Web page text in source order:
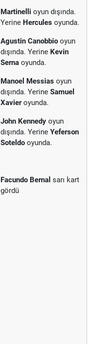
Martinelli oyun dışında.
Yerine Hercules oyunda.
Agustin Canobbio oyun
dışında. Yerine Kevin
Serna oyunda.
Manoel Messias oyun
dışında. Yerine Samuel
Xavieroyunda.
John Kennedy oyun
dışında. Yerine Yeferson
Soteldo oyunda.
Facundo Bernal sarı kart
gördü